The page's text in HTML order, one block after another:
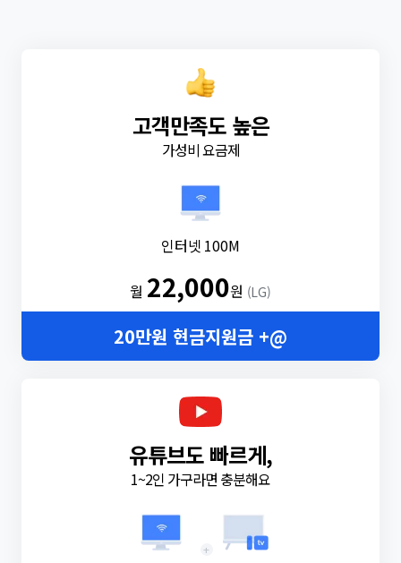
고객만족도 높은
가성비 요금제
인터넷 100M
월 22,000원 (LG)
20만원 현금지원금 +@
유튜브도 빠르게,
1~2인 가구라면 충분해요
+